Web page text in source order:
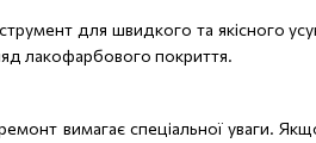
для швидкого та якісного
лакофарбового покриття.
вимагає спеціальної уваги.